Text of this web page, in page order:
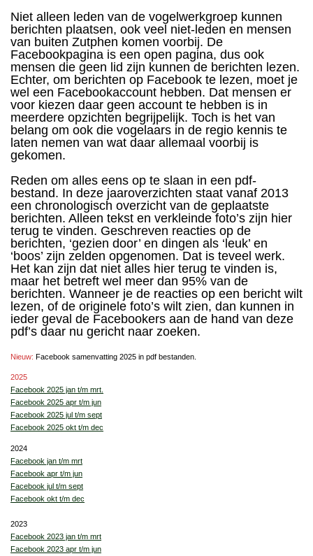
Niet alleen leden van de vogelwerkgroep kunnen
berichten plaatsen, ook veel niet-leden en mensen
van buiten Zutphen komen voorbij. De
Facebookpagina is een open pagina, dus ook
mensen die geen lid zijn kunnen de berichten lezen.
Echter, om berichten op Facebook te lezen, moet je
wel een Facebookaccount hebben. Dat mensen er
voor kiezen daar geen account te hebben is in
meerdere opzichten begrijpelijk. Toch is het van
belang om ook die vogelaars in de regio kennis te
laten nemen van wat daar allemaal voorbij is
gekomen.
Reden om alles eens op te slaan in een pdf-
bestand. In deze jaaroverzichten staat vanaf 2013
een chronologisch overzicht van de geplaatste
berichten. Alleen tekst en verkleinde foto’s zijn hier
terug te vinden. Geschreven reacties op de
berichten, ‘gezien door’ en dingen als ‘leuk’ en
‘boos’ zijn zelden opgenomen. Dat is teveel werk.
Het kan zijn dat niet alles hier terug te vinden is,
maar het betreft wel meer dan 95% van de
berichten. Wanneer je de reacties op een bericht wilt
lezen, of de originele foto’s wilt zien, dan kunnen in
ieder geval de Facebookers aan de hand van deze
pdf’s daar nu gericht naar zoeken.
Nieuw: Facebook samenvatting 2025 in pdf bestanden.
2025
Facebook 2025 jan t/m mrt.
Facebook 2025 apr t/m jun
Facebook 2025 jul t/m sept
Facebook 2025 okt t/m dec
2024
Facebook jan t/m mrt
Facebook apr t/m jun
Facebook jul t/m sept
Facebook okt t/m dec
2023
Facebook 2023 jan t/m mrt
Facebook 2023 apr t/m jun